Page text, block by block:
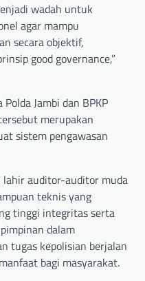
wadah untuk
agar mampu
secara objektif,
good governance,”
Jambi dan BPKP
merupakan
sistem pengawasan
auditor-auditor muda
teknis yang
tinggi integritas serta
dalam
tugas kepolisian berjalan
bagi masyarakat.